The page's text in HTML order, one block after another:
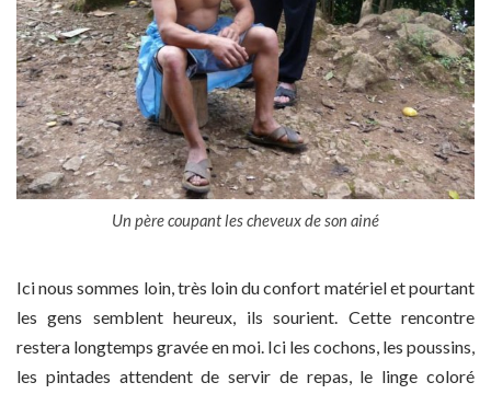
Un père coupant les cheveux de son ainé
Ici nous sommes loin, très loin du confort matériel et pourtant
les gens semblent heureux, ils sourient. Cette rencontre
restera longtemps gravée en moi. Ici les cochons, les poussins,
les pintades attendent de servir de repas, le linge coloré